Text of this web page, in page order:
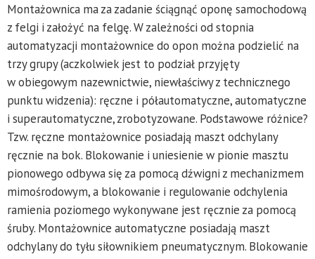
Montażownica ma za zadanie ściągnąć oponę samochodową
z felgi i założyć na felgę. W zależności od stopnia
automatyzacji montażownice do opon można podzielić na
trzy grupy (aczkolwiek jest to podział przyjęty
w obiegowym nazewnictwie, niewłaściwy z technicznego
punktu widzenia): ręczne i półautomatyczne, automatyczne
i superautomatyczne, zrobotyzowane. Podstawowe różnice?
Tzw. ręczne montażownice posiadają maszt odchylany
ręcznie na bok. Blokowanie i uniesienie w pionie masztu
pionowego odbywa się za pomocą dźwigni z mechanizmem
mimośrodowym, a blokowanie i regulowanie odchylenia
ramienia poziomego wykonywane jest ręcznie za pomocą
śruby. Montażownice automatyczne posiadają maszt
odchylany do tyłu siłownikiem pneumatycznym. Blokowanie